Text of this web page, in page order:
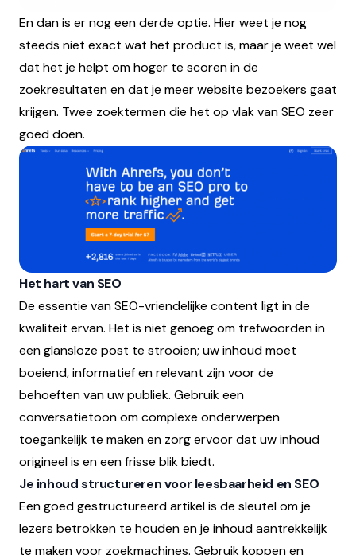
En dan is er nog een derde optie. Hier weet je nog
steeds niet exact wat het product is, maar je weet wel
dat het je helpt om hoger te scoren in de
zoekresultaten en dat je meer website bezoekers gaat
krijgen. Twee zoektermen die het op vlak van SEO zeer
goed doen.
Het hart van SEO
De essentie van SEO-vriendelijke content ligt in de
kwaliteit ervan. Het is niet genoeg om trefwoorden in
een glansloze post te strooien; uw inhoud moet
boeiend, informatief en relevant zijn voor de
behoeften van uw publiek. Gebruik een
conversatietoon om complexe onderwerpen
toegankelijk te maken en zorg ervoor dat uw inhoud
origineel is en een frisse blik biedt.
Je inhoud structureren voor leesbaarheid en SEO
Een goed gestructureerd artikel is de sleutel om je
lezers betrokken te houden en je inhoud aantrekkelijk
te maken voor zoekmachines. Gebruik koppen en